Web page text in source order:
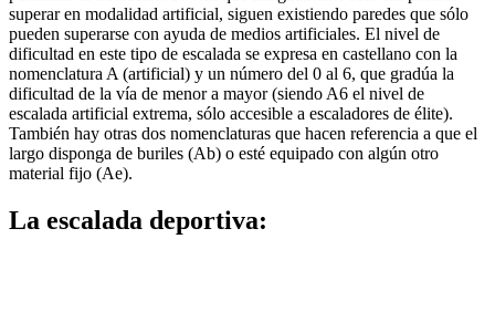
superar en modalidad artificial, siguen existiendo paredes que sólo
pueden superarse con ayuda de medios artificiales. El nivel de
dificultad en este tipo de escalada se expresa en castellano con la
nomenclatura A (artificial) y un número del 0 al 6, que gradúa la
dificultad de la vía de menor a mayor (siendo A6 el nivel de
escalada artificial extrema, sólo accesible a escaladores de élite).
También hay otras dos nomenclaturas que hacen referencia a que el
largo disponga de buriles (Ab) o esté equipado con algún otro
material fijo (Ae).
La escalada deportiva: